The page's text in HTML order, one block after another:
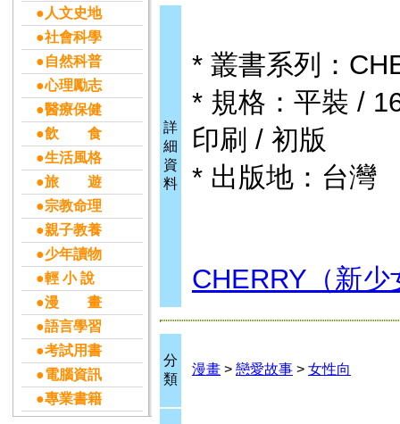
●人文史地
●社會科學
●自然科普
●心理勵志
●醫療保健
●飲 食
●生活風格
●旅 遊
●宗教命理
●親子教養
●少年讀物
●輕 小 說
●漫 畫
●語言學習
●考試用書
●電腦資訊
●專業書籍
詳
細
資
料
* 叢書系列：
* 規格：平裝 /
印刷 / 初版
* 出版地：台灣
CHERRY（新少
分
類
漫畫 > 戀愛故事 > 女性向